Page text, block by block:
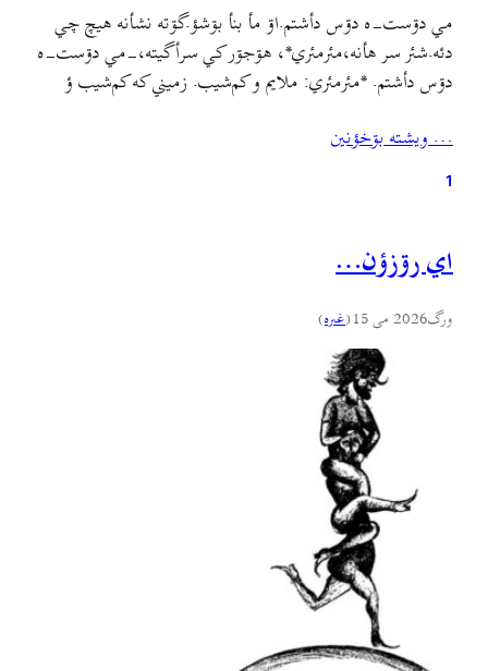
مي دۊست-ه دۊس دأشتم.اۊ مأ بنأ بۊشؤ.گۊته نشأنه هيچ چي
دئه.شئر سر هأنه،مئرمئري*، هۊجۊر کي سرأگيته،-مي دۊست-ه
دۊس دأشتم. *مئرمئري: ملایم و کم‌شيب. زميني که کم‌شيب ؤ
Biblioklept
… ويشته بۊخؤنين
1
اي رۊزؤن…
ورگ2026 می 15 (غىره)